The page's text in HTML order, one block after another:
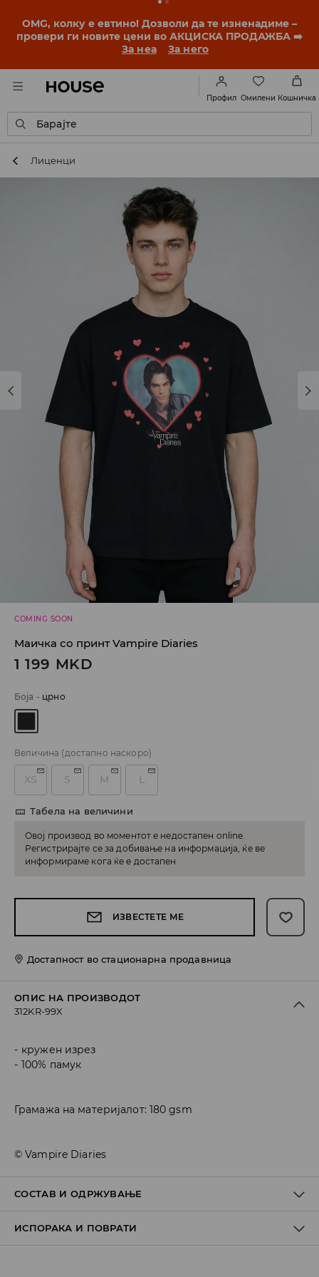
OMG, колку е евтино! Дозволи да те изненадиме –
провери ги новите цени во АКЦИСКА ПРОДАЖБА ➡️
За неа
За него
Профил Омилени Кошничка
Барајте
Лиценци
COMING SOON
Маичка со принт Vampire Diaries
1 199 MKD
Боја - црно
Величина (достапно наскоро)
XS S M L
Табела на величини
Овој производ во моментот е недостапен online.
Регистрирајте се за добивање на информација, ќе ве
информираме кога ќе е достапен
ИЗВЕСТЕТЕ МЕ
Достапност во стационарна продавница
ОПИС НА ПРОИЗВОДОТ
312KR-99X
кружен изрез
100% памук
Грамажа на материјалот: 180 gsm
© Vampire Diaries
СОСТАВ И ОДРЖУВАЊЕ
100% ПАМУК
ИСПОРАКА И ПОВРАТИ